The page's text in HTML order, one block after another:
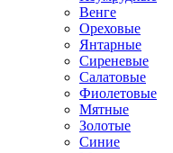
Венге
Ореховые
Янтарные
Сиреневые
Салатовые
Фиолетовые
Мятные
Золотые
Синие